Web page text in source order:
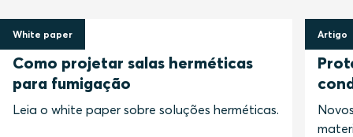
White paper
12 maio 2023
Como projetar salas herméticas
para fumigação
Leia o white paper sobre soluções herméticas.
Artigo
12